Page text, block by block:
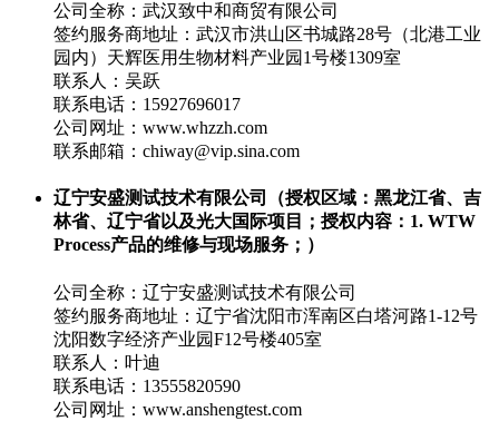
公司全称：武汉致中和商贸有限公司
签约服务商地址：武汉市洪山区书城路28号（北港工业
园内）天辉医用生物材料产业园1号楼1309室
联系人：吴跃
联系电话：15927696017
公司网址：www.whzzh.com
联系邮箱：chiway@vip.sina.com
辽宁安盛测试技术有限公司（授权区域：黑龙江省、吉
林省、辽宁省以及光大国际项目；授权内容：1. WTW
Process产品的维修与现场服务；）
公司全称：辽宁安盛测试技术有限公司
签约服务商地址：辽宁省沈阳市浑南区白塔河路1-12号
沈阳数字经济产业园F12号楼405室
联系人：叶迪
联系电话：13555820590
公司网址：www.anshengtest.com